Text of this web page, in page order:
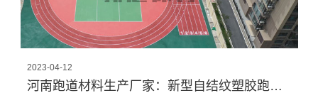
2023-04-12
河南跑道材料生产厂家：新型自结纹塑胶跑道与常规跑道区别在哪？